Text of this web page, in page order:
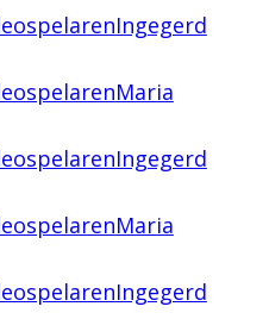
Ingegerd
Maria
Ingegerd
Maria
Ingegerd